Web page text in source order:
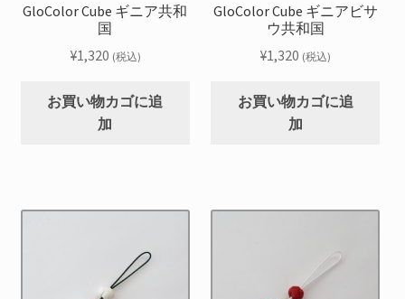
GloColor Cube ギニア共和
国
¥1,320 (税込)
お買い物カゴに追
加
GloColor Cube ギニアビサ
ウ共和国
¥1,320 (税込)
お買い物カゴに追
加